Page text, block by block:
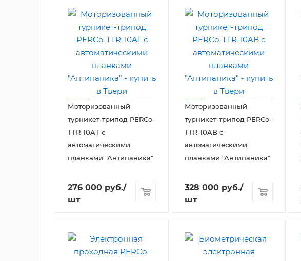
Моторизованный
турникет-трипод PERCo-
TTR-10AT с
автоматическими
планками "Антипаника"
276 000 руб./
шт
Моторизованный
турникет-трипод PERCo-
TTR-10AB с
автоматическими
планками "Антипаника"
328 000 руб./
шт